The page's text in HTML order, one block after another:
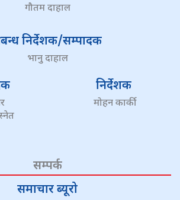
गौतम दाहाल
निर्देशक/सम्पादक
भानु दाहाल
निर्देशक
मोहन कार्की
सम्पर्क
समाचार ब्यूरो